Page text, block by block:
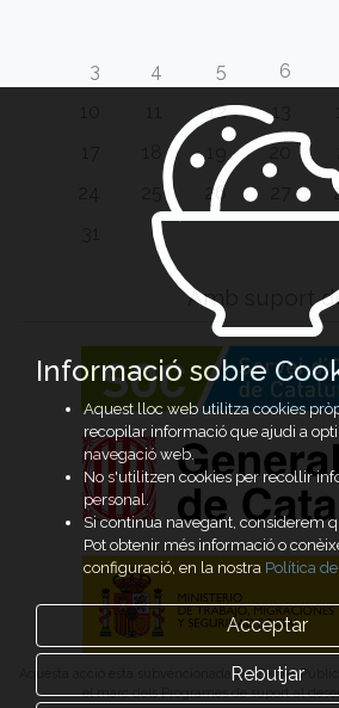
3
4 5 6
12 13
20
26
Amb suport
Aquesta acció està subvencionada pel Servei
el marc dels Programes de suport al
Informació sobre
Aquest lloc web utilitza cookies
recopilar informació que ajudi a
navegació web.
No s'utilitzen cookies per recollir
personal.
Si continua navegant, considerem
Pot obtenir més informació o
configuració, en la nostra Política
Acceptar
Rebutjar